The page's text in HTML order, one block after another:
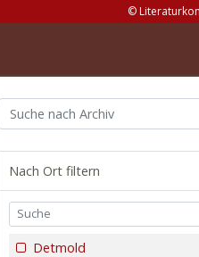
©
Nach Ort filtern
Detmold